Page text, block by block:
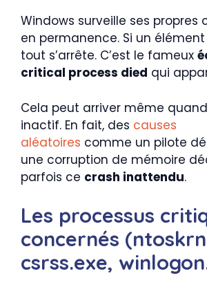
Windows surveille ses propres
en permanence. Si un
tout s’arrête. C’est le fameux
critical process died qui
Cela peut arriver même
inactif. En fait, des causes
aléatoires comme un pilote
une corruption de mémoire
parfois ce crash inattendu.
Les processus
concernés
csrss.exe,